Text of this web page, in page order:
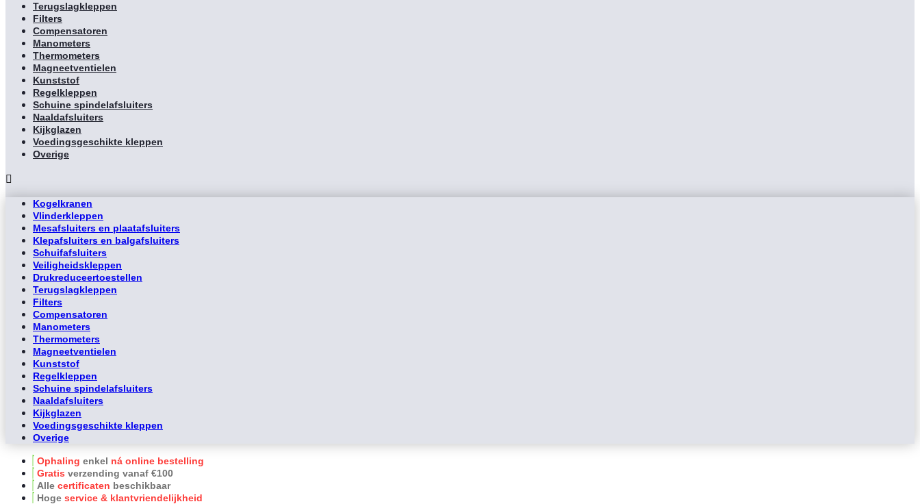
Terugslagkleppen
Filters
Compensatoren
Manometers
Thermometers
Magneetventielen
Kunststof
Regelkleppen
Schuine spindelafsluiters
Naaldafsluiters
Kijkglazen
Voedingsgeschikte kleppen
Overige
Kogelkranen
Vlinderkleppen
Mesafsluiters en plaatafsluiters
Klepafsluiters en balgafsluiters
Schuifafsluiters
Veiligheidskleppen
Drukreduceertoestellen
Terugslagkleppen
Filters
Compensatoren
Manometers
Thermometers
Magneetventielen
Kunststof
Regelkleppen
Schuine spindelafsluiters
Naaldafsluiters
Kijkglazen
Voedingsgeschikte kleppen
Overige
Ophaling enkel ná online bestelling
Gratis verzending vanaf €100
Alle certificaten beschikbaar
Hoge service & klantvriendelijkheid